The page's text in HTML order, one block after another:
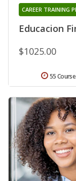
Educacion
CAREER TRAINING
$1025.00
55